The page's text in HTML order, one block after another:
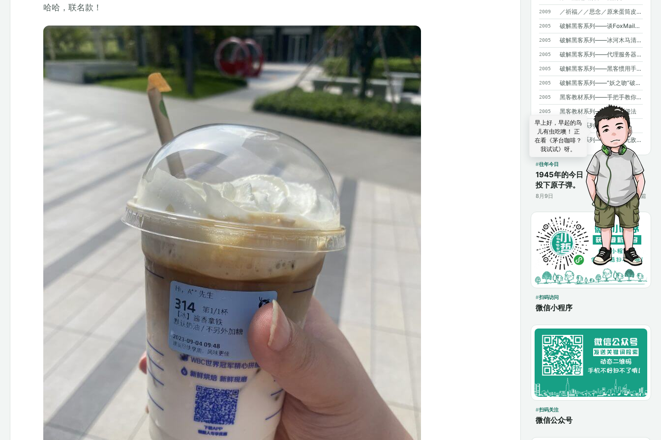
2009 ／祈福／／思念／原来蛋筒皮能吃呀~
2005 破解黑客系列——谈FoxMail和OICQ泄密
2005 破解黑客系列——冰河木马清除法
2005 破解黑客系列——代理服务器藏IP（高手免看）
2005 破解黑客系列——黑客惯用手法揭密
2005 破解黑客系列——“妖之吻”破解法二则
2005 黑客教材系列——手把手教你NT入侵
2005 黑客教材系列——口令入侵法
2005 黑客教材系列——密码知识
2005 黑客教材系列——BBS的无敌杀手
往年今日
1945年的今日，美国在日本长崎
投下原子弹。
8月9日 17篇
扫码访问
微信小程序
扫码关注
微信公众号
哈哈，联名款！
早上好，早起的鸟
儿有虫吃噢！ 正
在看《茅台咖啡？
我试试》呀。